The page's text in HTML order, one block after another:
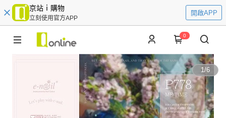
京站ｉ購物
立刻使用官方APP
開啟APP
0
1/6